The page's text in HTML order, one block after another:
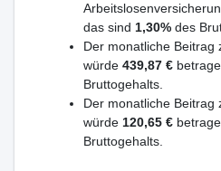
das sind 1,30% des
Der monatliche Beitrag
würde 439,87 €
Bruttogehalts.
Der monatliche Beitrag
würde 120,65 €
Bruttogehalts.